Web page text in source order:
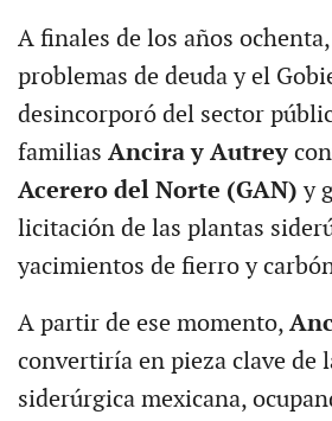
A finales de los años
problemas de deuda y el
desincorporó del sector
familias Ancira y Autrey
Acerero del Norte (GAN) y
licitación de las plantas
yacimientos de fierro y
A partir de ese momento,
convertiría en pieza clave de
siderúrgica mexicana,